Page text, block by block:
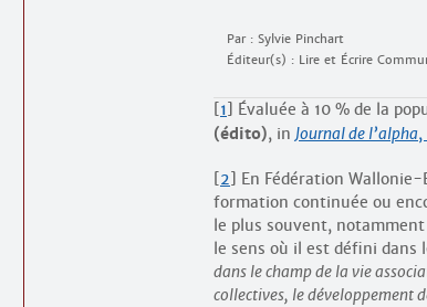
Par : Sylvie Pinchart
Éditeur(s) : Lire et Écrire
[1] Évaluée à 10 % de la
(édito), in Journal de l’alpha,
[2] En Fédération
formation continuée ou
le plus souvent,
le sens où il est défini dans
dans le champ de la vie
collectives, le développement